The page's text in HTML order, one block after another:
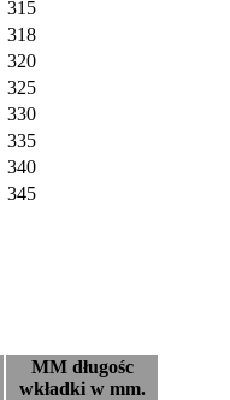
315
318
320
325
330
335
340
345
MM długośc
wkładki w mm.